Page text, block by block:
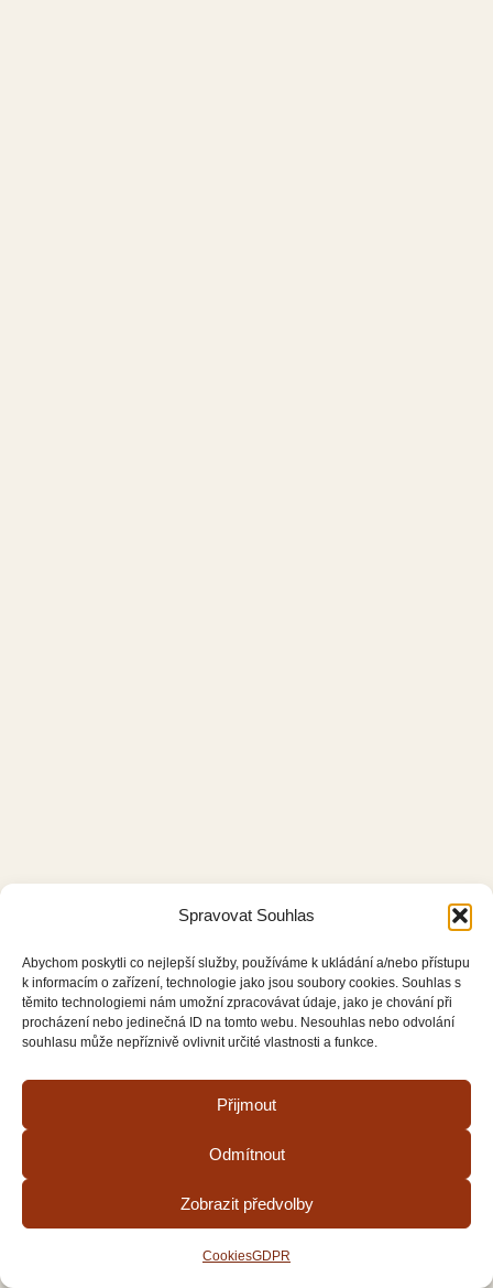
Spravovat Souhlas
Abychom poskytli co nejlepší služby, používáme k ukládání a/nebo přístupu
k informacím o zařízení, technologie jako jsou soubory cookies. Souhlas s
těmito technologiemi nám umožní zpracovávat údaje, jako je chování při
procházení nebo jedinečná ID na tomto webu. Nesouhlas nebo odvolání
souhlasu může nepříznivě ovlivnit určité vlastnosti a funkce.
Přijmout
Odmítnout
Zobrazit předvolby
CookiesGDPR